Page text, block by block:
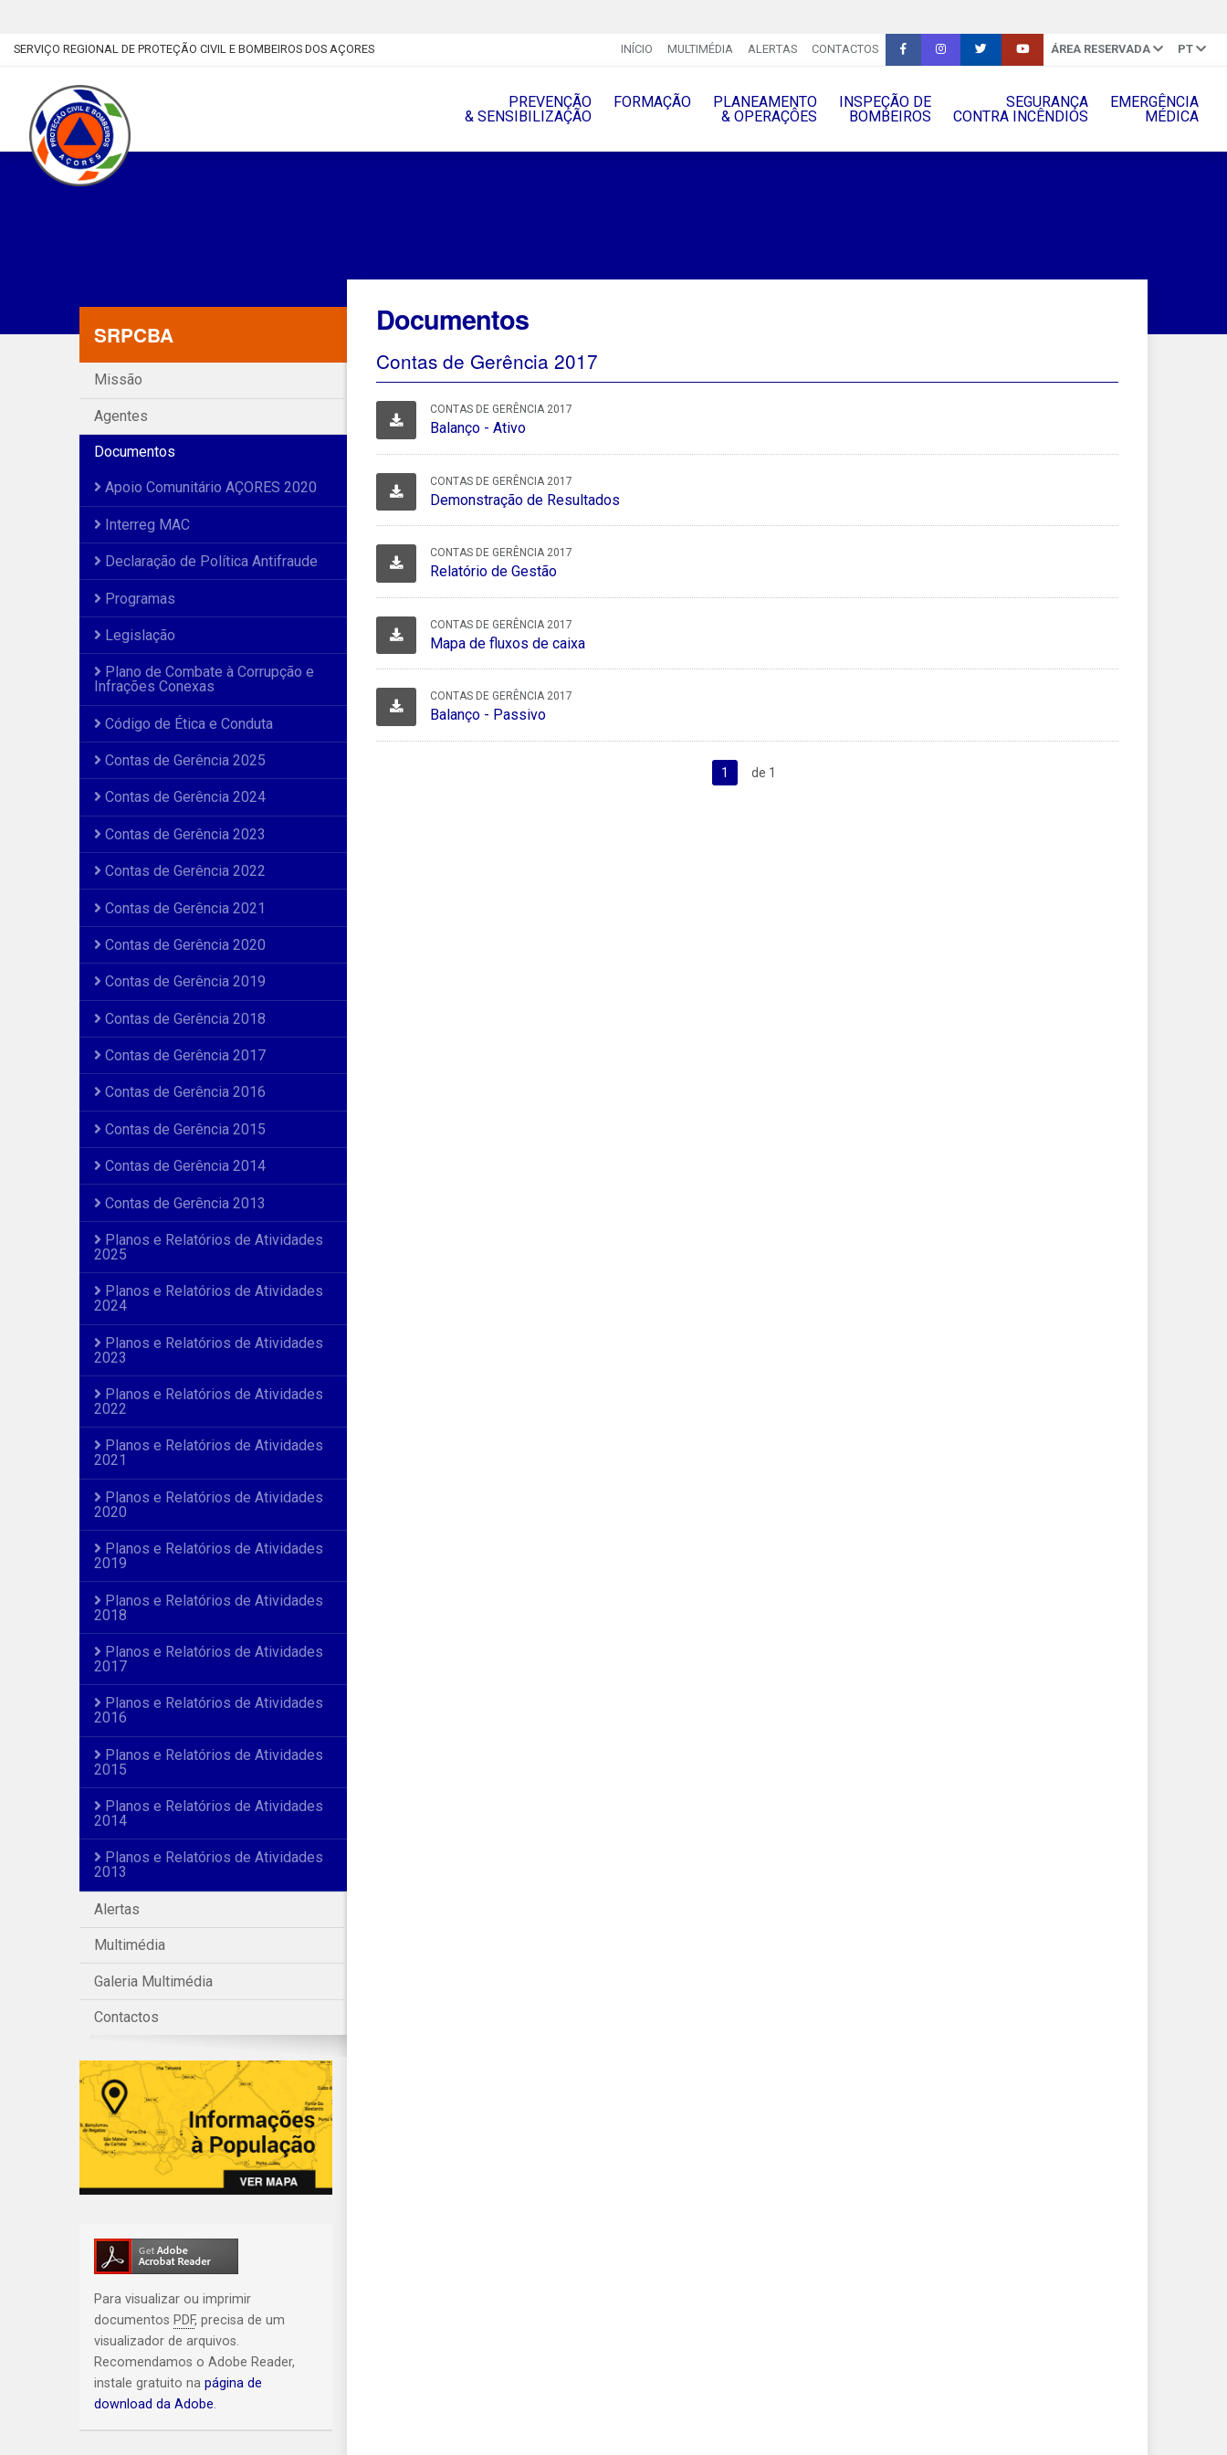
SERVIÇO REGIONAL DE PROTEÇÃO CIVIL E BOMBEIROS DOS AÇORES INÍCIO MULTIMÉDIA ALERTAS CONTACTOS ÁREA RESERVADA PT
PREVENÇÃO
& SENSIBILIZAÇÃO
FORMAÇÃO
PLANEAMENTO
& OPERAÇÔES
INSPEÇÃO DE
BOMBEIROS
SEGURANÇA
CONTRA INCÊNDIOS
EMERGÊNCIA
MÉDICA
SRPCBA
Missão
Agentes
Documentos
Apoio Comunitário AÇORES 2020
Interreg MAC
Declaração de Política Antifraude
Programas
Legislação
Plano de Combate à Corrupção e
Infrações Conexas
Código de Ética e Conduta
Contas de Gerência 2025
Contas de Gerência 2024
Contas de Gerência 2023
Contas de Gerência 2022
Contas de Gerência 2021
Contas de Gerência 2020
Contas de Gerência 2019
Contas de Gerência 2018
Contas de Gerência 2017
Contas de Gerência 2016
Contas de Gerência 2015
Contas de Gerência 2014
Contas de Gerência 2013
Planos e Relatórios de Atividades
2025
Planos e Relatórios de Atividades
2024
Planos e Relatórios de Atividades
2023
Planos e Relatórios de Atividades
2022
Planos e Relatórios de Atividades
2021
Planos e Relatórios de Atividades
2020
Planos e Relatórios de Atividades
2019
Planos e Relatórios de Atividades
2018
Planos e Relatórios de Atividades
2017
Planos e Relatórios de Atividades
2016
Planos e Relatórios de Atividades
2015
Planos e Relatórios de Atividades
2014
Planos e Relatórios de Atividades
2013
Alertas
Multimédia
Galeria Multimédia
Contactos
Para visualizar ou imprimir
documentos PDF, precisa de um
visualizador de arquivos.
Recomendamos o Adobe Reader,
instale gratuito na página de
download da Adobe.
Documentos
Contas de Gerência 2017
CONTAS DE GERÊNCIA 2017
Balanço - Ativo
CONTAS DE GERÊNCIA 2017
Demonstração de Resultados
CONTAS DE GERÊNCIA 2017
Relatório de Gestão
CONTAS DE GERÊNCIA 2017
Mapa de fluxos de caixa
CONTAS DE GERÊNCIA 2017
Balanço - Passivo
1 de 1